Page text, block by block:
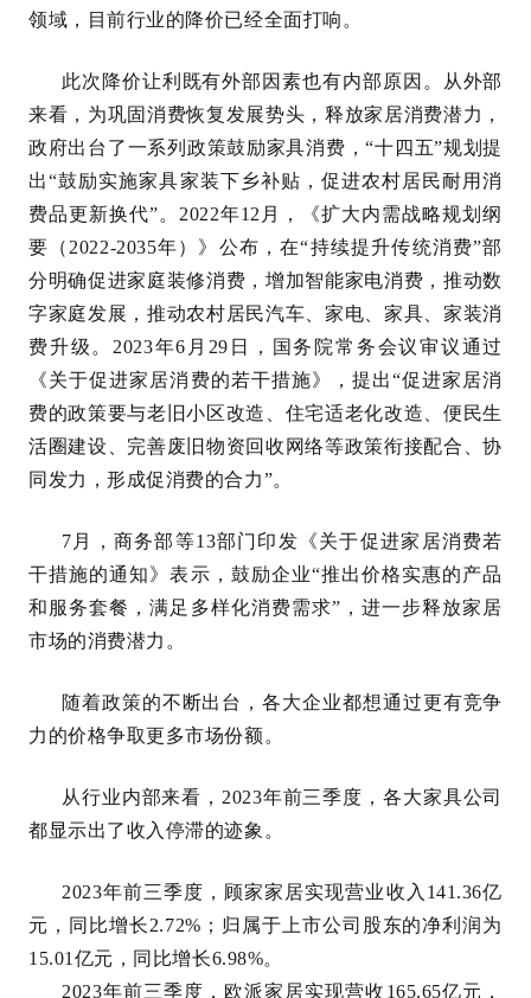
领域，目前行业的降价已经全面打响。
此次降价让利既有外部因素也有内部原因。从外部
来看，为巩固消费恢复发展势头，释放家居消费潜力，
政府出台了一系列政策鼓励家具消费，“十四五”规划提
出“鼓励实施家具家装下乡补贴，促进农村居民耐用消
费品更新换代”。2022年12月，《扩大内需战略规划纲
要（2022-2035年）》公布，在“持续提升传统消费”部
分明确促进家庭装修消费，增加智能家电消费，推动数
字家庭发展，推动农村居民汽车、家电、家具、家装消
费升级。2023年6月29日，国务院常务会议审议通过
《关于促进家居消费的若干措施》，提出“促进家居消
费的政策要与老旧小区改造、住宅适老化改造、便民生
活圈建设、完善废旧物资回收网络等政策衔接配合、协
同发力，形成促消费的合力”。
7月，商务部等13部门印发《关于促进家居消费若
干措施的通知》表示，鼓励企业“推出价格实惠的产品
和服务套餐，满足多样化消费需求”，进一步释放家居
市场的消费潜力。
随着政策的不断出台，各大企业都想通过更有竞争
力的价格争取更多市场份额。
从行业内部来看，2023年前三季度，各大家具公司
都显示出了收入停滞的迹象。
2023年前三季度，顾家家居实现营业收入141.36亿
元，同比增长2.72%；归属于上市公司股东的净利润为
15.01亿元，同比增长6.98%。
2023年前三季度，欧派家居实现营收165.65亿元，